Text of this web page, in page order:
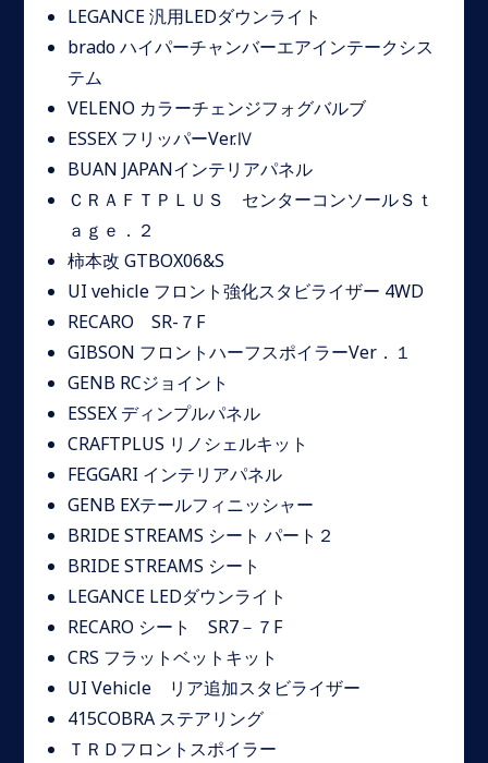
LEGANCE 汎用LEDダウンライト
brado ハイパーチャンバーエアインテークシス
テム
VELENO カラーチェンジフォグバルブ
ESSEX フリッパーVer.Ⅳ
BUAN JAPANインテリアパネル
ＣＲＡＦＴＰＬＵＳ センターコンソールＳｔ
ａｇｅ．２
柿本改 GTBOX06&S
UI vehicle フロント強化スタビライザー 4WD
RECARO SR-７F
GIBSON フロントハーフスポイラーVer．１
GENB RCジョイント
ESSEX ディンプルパネル
CRAFTPLUS リノシェルキット
FEGGARI インテリアパネル
GENB EXテールフィニッシャー
BRIDE STREAMS シート パート２
BRIDE STREAMS シート
LEGANCE LEDダウンライト
RECARO シート SR7－７F
CRS フラットベットキット
UI Vehicle リア追加スタビライザー
415COBRA ステアリング
ＴＲＤフロントスポイラー